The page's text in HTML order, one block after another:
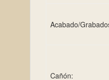
Acabado/
Cañón: